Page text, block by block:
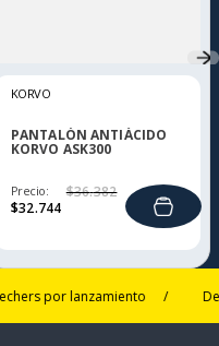
KORVO
PANTALÓN ANTIÁCIDO
KORVO ASK300
Precio:
$32.744
$36.382
por lanzamiento /